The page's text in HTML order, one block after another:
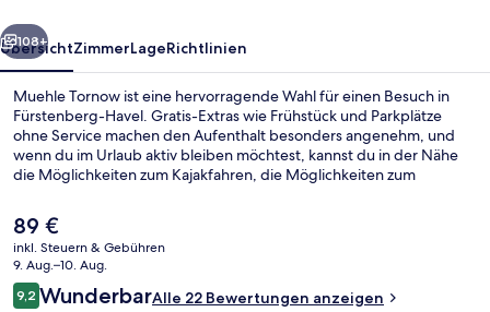
Weiter
108+
ÜbersichtZimmerLageRichtlinien
Muehle Tornow ist eine hervorragende Wahl für einen Besuch in
Fürstenberg-Havel. Gratis-Extras wie Frühstück und Parkplätze
ohne Service machen den Aufenthalt besonders angenehm, und
wenn du im Urlaub aktiv bleiben möchtest, kannst du in der Nähe
die Möglichkeiten zum Kajakfahren, die Möglichkeiten zum
Der
aktuelle
Preis
beträgt
89 €.
89 €
inkl. Steuern & Gebühren
9. Aug.–10. Aug.
Bewertungen
9,29,2 von 10.
WunderbarAlle 22 Bewertungen anzeigen